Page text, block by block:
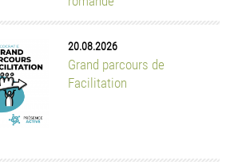
28.08.2026-30.08.2026
Festi'Terroir 2026